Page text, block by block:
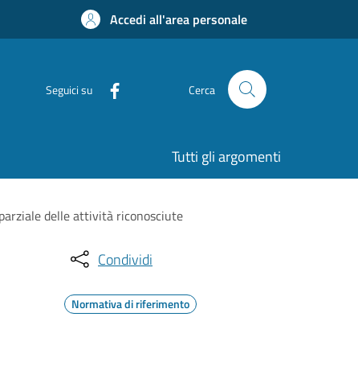
Accedi all'area personale
Seguici su Cerca
Tutti gli argomenti
delle attività riconosciute
Condividi
Normativa di riferimento